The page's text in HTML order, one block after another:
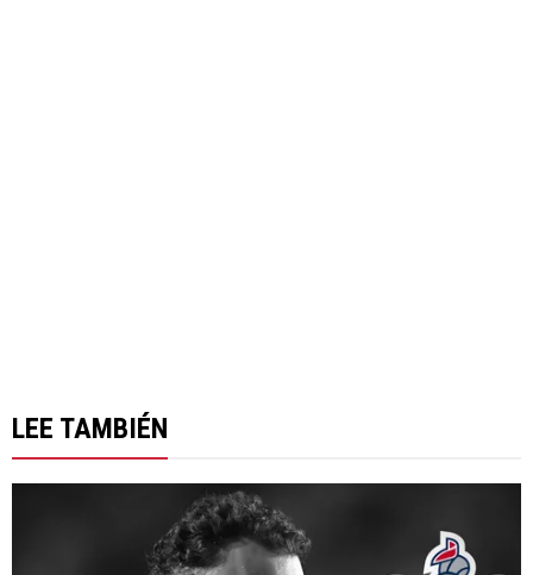
LEE TAMBIÉN